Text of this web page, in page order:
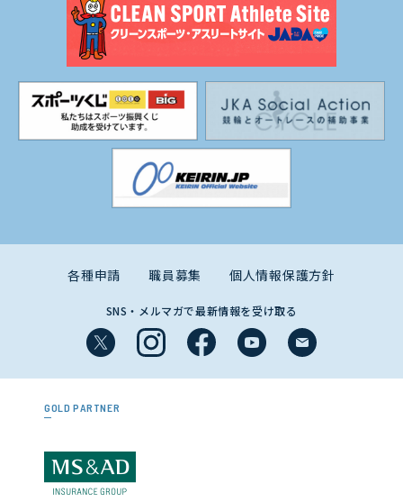
各種申請 職員募集 個人情報保護方針
SNS・メルマガで最新情報を受け取る
GOLD PARTNER